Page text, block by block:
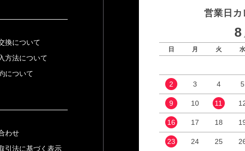
換について
方法について
について
わせ
引法に基づく表示
営業日カ
8
日 月 火 水
2 3 4 5
9 10 11
16 17 18
23 24 25